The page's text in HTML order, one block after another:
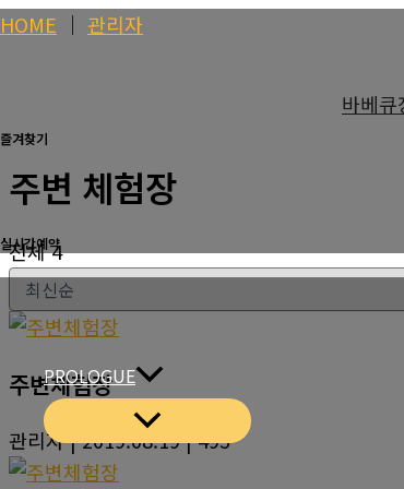
콘
건
너
뛰
기
HOME │ 관리자
즐겨찾기
실시간예약
PROLOGUE
바베큐
주변 체험장
전체 4
주변체험장
관리자| 2019.08.19| 493